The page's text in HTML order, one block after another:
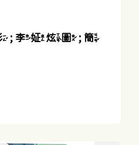
; 李姃炫圖 ; 簡